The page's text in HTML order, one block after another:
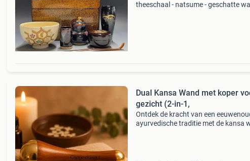
theeschaal - natsume - geschatte
Dual Kansa Wand met koper
gezicht (2-in-1,
Ontdek de kracht van een
ayurvedische traditie met de kansa